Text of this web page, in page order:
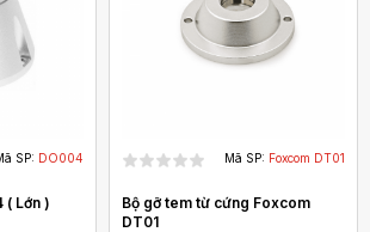
SP: DO004
( Lớn )
Mã SP: Foxcom DT01
Bộ gỡ tem từ cứng Foxcom
DT01